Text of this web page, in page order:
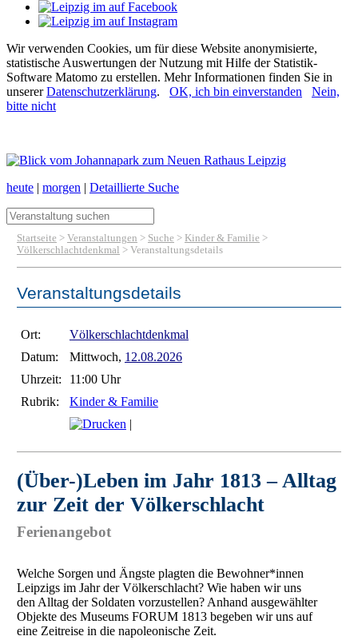
Wir verwenden Cookies, um für diese Website anonymisierte,
statistische Auswertungen der Nutzung mit Hilfe der Statistik-
Software Matomo zu erstellen. Mehr Informationen finden Sie in
unsererDatenschutzerklärung. OK, ich bin einverstanden
Nein,
bitte nicht
heute | morgen | Detaillierte Suche
Startseite > Veranstaltungen > Suche > Kinder & Familie >
Völkerschlachtdenkmal > Veranstaltungsdetails
Veranstaltungsdetails
Ort:
Völkerschlachtdenkmal
Datum:
Mittwoch, 12.08.2026
Uhrzeit:
11:00 Uhr
Rubrik:
Kinder & Familie
|
(Über-)Leben im Jahr 1813 – Alltag
zur Zeit der Völkerschlacht
Ferienangebot
Welche Sorgen und Ängste plagten die Bewohner*innen
Leipzigs im Jahr der Völkerschlacht? Wie haben wir uns
den Alltag der Soldaten vorzustellen? Anhand ausgewählter
Objekte des Museums FORUM 1813 begeben wir uns auf
eine Zeitreise in die napoleonische Zeit.